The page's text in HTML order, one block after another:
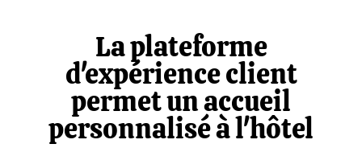
La plateforme
d'expérience client
permet un accueil
personnalisé à l'hôtel